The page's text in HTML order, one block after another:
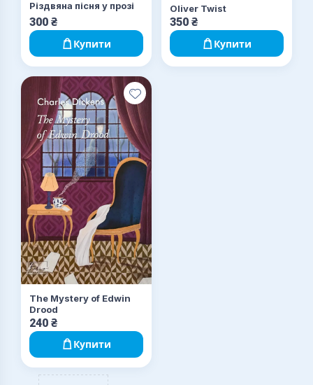
Різдвяна пісня у прозі
300 ₴
Купити
Oliver Twist
350 ₴
Купити
The Mystery of Edwin
Drood
240 ₴
Купити